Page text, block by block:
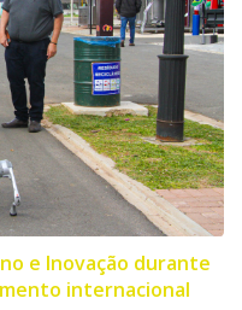
e Inovação durante
internacional